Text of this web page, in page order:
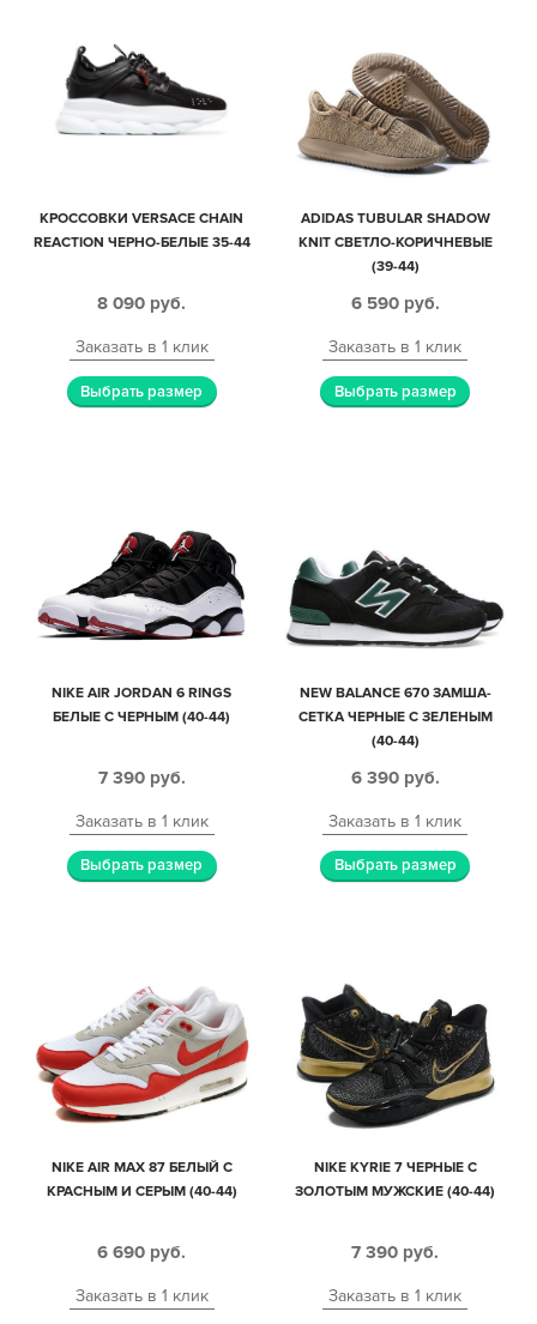
КРОССОВКИ VERSACE CHAIN
REACTION ЧЕРНО-БЕЛЫЕ 35-44
8 090 руб.
Заказать в 1 клик
Выбрать размер
ADIDAS TUBULAR SHADOW
KNIT СВЕТЛО-КОРИЧНЕВЫЕ
(39-44)
6 590 руб.
Заказать в 1 клик
Выбрать размер
NIKE AIR JORDAN 6 RINGS
БЕЛЫЕ С ЧЕРНЫМ (40-44)
7 390 руб.
Заказать в 1 клик
Выбрать размер
NEW BALANCE 670 ЗАМША-
СЕТКА ЧЕРНЫЕ С ЗЕЛЕНЫМ
(40-44)
6 390 руб.
Заказать в 1 клик
Выбрать размер
NIKE AIR MAX 87 БЕЛЫЙ С
КРАСНЫМ И СЕРЫМ (40-44)
6 690 руб.
Заказать в 1 клик
NIKE KYRIE 7 ЧЕРНЫЕ С
ЗОЛОТЫМ МУЖСКИЕ (40-44)
7 390 руб.
Заказать в 1 клик